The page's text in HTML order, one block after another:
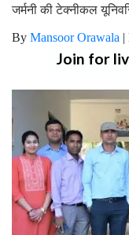
जर्मनी की टेक्नीकल
By Mansoor Orawala |
Join for